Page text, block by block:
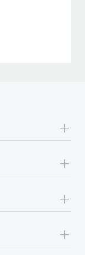
+
+
+
+